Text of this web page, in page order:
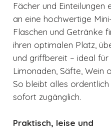
Fächer und Einteilungen
an eine hochwertige
Flaschen und Getränke
ihren optimalen Platz,
und griffbereit – ideal für
Limonaden, Säfte, Wein
So bleibt alles ordentlich
sofort zugänglich.
Praktisch, leise und